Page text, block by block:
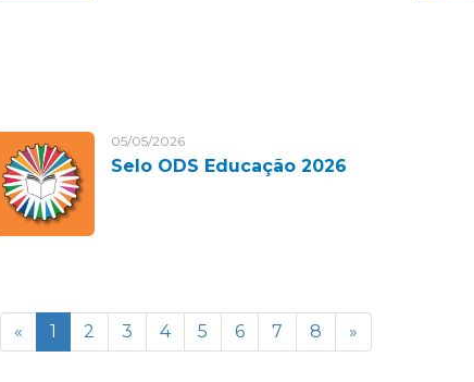
05/05/2026
Selo ODS Educação 2026
« 1 2 3 4 5 6 7 8 »